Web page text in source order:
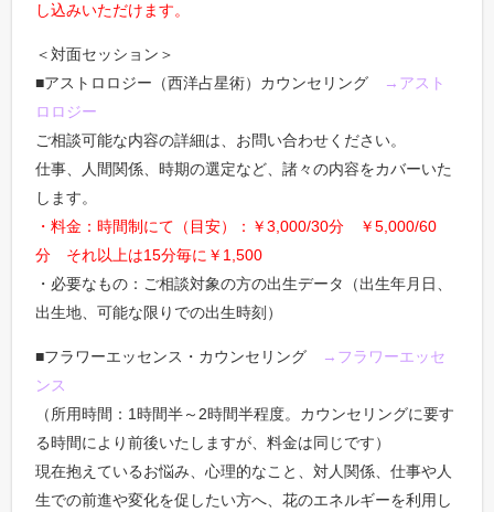
し込みいただけます。
＜対面セッション＞
■アストロロジー（西洋占星術）カウンセリング
→アスト
ロロジー
ご相談可能な内容の詳細は、お問い合わせください。
仕事、人間関係、時期の選定など、諸々の内容をカバーいた
します。
・料金：時間制にて（目安）：￥3,000/30分 ￥5,000/60
分 それ以上は15分毎に￥1,500
・必要なもの：ご相談対象の方の出生データ（出生年月日、
出生地、可能な限りでの出生時刻）
■フラワーエッセンス・カウンセリング
→フラワーエッセ
ンス
（所用時間：1時間半～2時間半程度。カウンセリングに要す
る時間により前後いたしますが、料金は同じです）
現在抱えているお悩み、心理的なこと、対人関係、仕事や人
生での前進や変化を促したい方へ、花のエネルギーを利用し